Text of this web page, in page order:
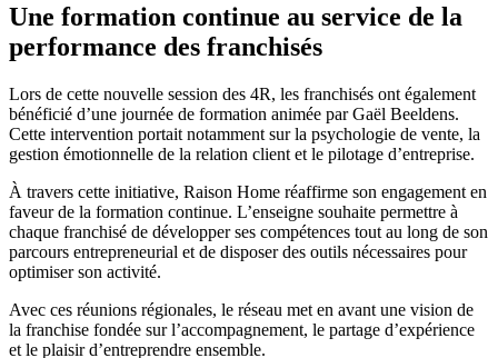
Une formation continue au service de la
performance des franchisés
Lors de cette nouvelle session des 4R, les franchisés ont également
bénéficié d’une journée de formation animée par Gaël Beeldens.
Cette intervention portait notamment sur la psychologie de vente, la
gestion émotionnelle de la relation client et le pilotage d’entreprise.
À travers cette initiative, Raison Home réaffirme son engagement en
faveur de la formation continue. L’enseigne souhaite permettre à
chaque franchisé de développer ses compétences tout au long de son
parcours entrepreneurial et de disposer des outils nécessaires pour
optimiser son activité.
Avec ces réunions régionales, le réseau met en avant une vision de
la franchise fondée sur l’accompagnement, le partage d’expérience
et le plaisir d’entreprendre ensemble.